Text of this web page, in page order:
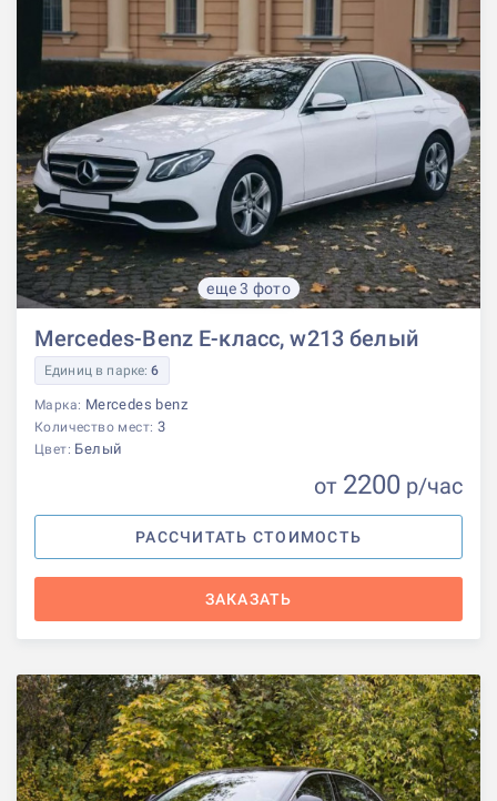
еще 3 фото
Mercedes-Benz E-класс, w213 белый
Единиц в парке:6
Марка: Mercedes benz
Количество мест: 3
Цвет: Белый
от 2200 р/час
РАССЧИТАТЬ СТОИМОСТЬ
ЗАКАЗАТЬ